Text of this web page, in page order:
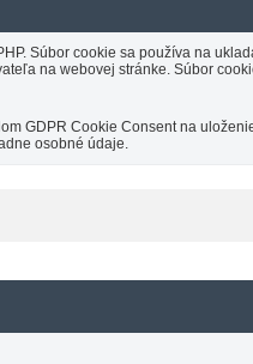
Súbor cookie sa používa na
na webovej stránke. Súbor
GDPR Cookie Consent na
osobné údaje.